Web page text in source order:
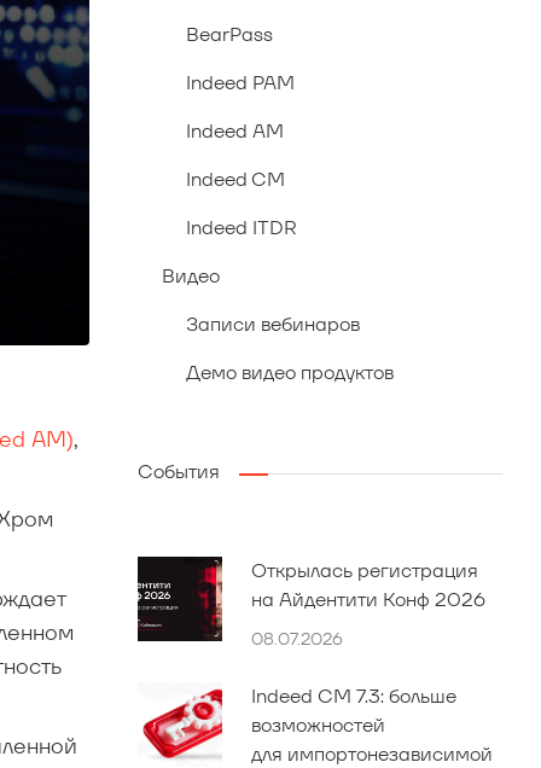
AM),
BearPass
Indeed PAM
Indeed AM
Indeed CM
Indeed ITDR
Видео
Записи вебинаров
Демо видео продуктов
События
Открылась регистрация
на Айдентити Конф 2026
08.07.2026
Indeed CM 7.3: больше
возможностей
для импортонезависимой